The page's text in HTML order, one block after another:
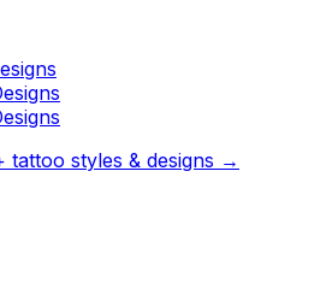
tattoo styles & designs →